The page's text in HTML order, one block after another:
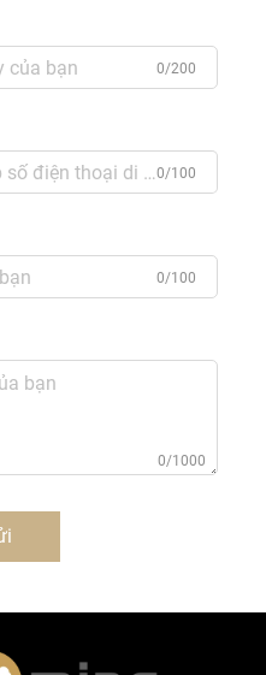
0/200
0/100
0/100
0/1000